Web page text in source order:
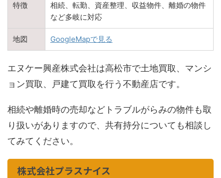
特徴
相続、転勤、資産整理、収益物件、離婚の物件
など多岐に対応
地図 GoogleMapで見る
エヌケー興産株式会社は高松市で土地買取、マンシ
ョン買取、戸建て買取を行う不動産店です。
相続や離婚時の売却などトラブルがらみの物件も取
り扱いがありますので、共有持分についても相談し
てみてください。
株式会社プラスナイス